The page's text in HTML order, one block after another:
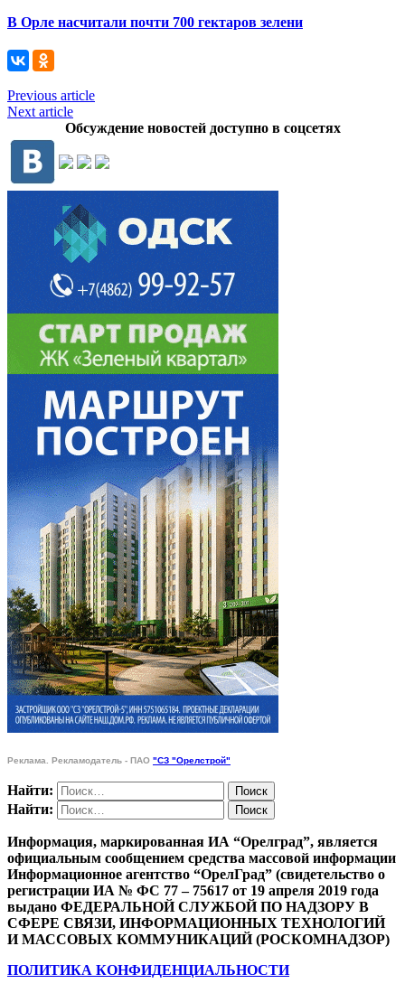
В Орле насчитали почти 700 гектаров зелени
Previous article
Next article
Обсуждение новостей доступно в соцсетях
Реклама. Рекламодатель - ПАО "СЗ "Орелстрой"
Найти:
Найти:
Информация, маркированная ИА “Орелград”, является
официальным сообщением средства массовой информации
Информационное агентство “ОрелГрад” (свидетельство о
регистрации ИА № ФС 77 – 75617 от 19 апреля 2019 года
выдано ФЕДЕРАЛЬНОЙ СЛУЖБОЙ ПО НАДЗОРУ В
СФЕРЕ СВЯЗИ, ИНФОРМАЦИОННЫХ ТЕХНОЛОГИЙ
И МАССОВЫХ КОММУНИКАЦИЙ (РОСКОМНАДЗОР)
ПОЛИТИКА КОНФИДЕНЦИАЛЬНОСТИ